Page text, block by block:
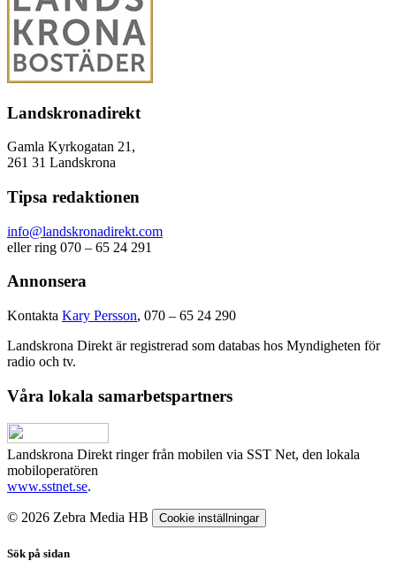
Landskronadirekt
Gamla Kyrkogatan 21,
261 31 Landskrona
Tipsa redaktionen
info@landskronadirekt.com
eller ring 070 – 65 24 291
Annonsera
Kontakta Kary Persson, 070 – 65 24 290
Landskrona Direkt är registrerad som databas hos Myndigheten för
radio och tv.
Våra lokala samarbetspartners
Landskrona Direkt ringer från mobilen via SST Net, den lokala
mobiloperatören
www.sstnet.se.
© 2026 Zebra Media HB Cookie inställningar
Sök på sidan